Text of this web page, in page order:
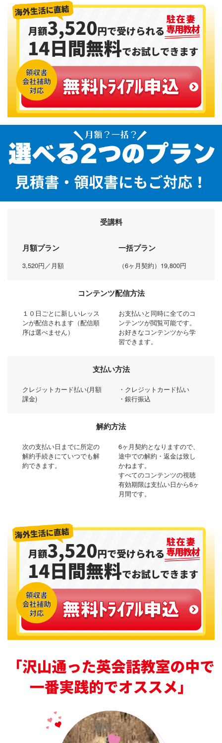
受講料
月額プラン
3,520円／月額
一括プラン
（6ヶ月契約）19,800円
コンテンツ配信方法
１０日ごとに新しいレッス
ンが配信されます（配信順
序は選べません）
お支払いと同時に全てのコ
ンテンツが閲覧可能です。
お好きなコンテンツから学
習できます。
支払い方法
クレジットカード払い(月額
課金)
・クレジットカード払い
・銀行振込
解約方法
次の支払い日までに所定の
解約手続きにていつでも解
約できます。
6ヶ月契約となりますので、
途中での解約・返金は致し
かねます。
すべてのコンテンツの視聴
有効期限は支払い日から6ヶ
月間です。